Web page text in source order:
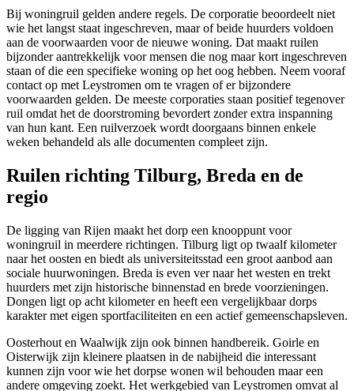
Bij woningruil gelden andere regels. De corporatie beoordeelt niet
wie het langst staat ingeschreven, maar of beide huurders voldoen
aan de voorwaarden voor de nieuwe woning. Dat maakt ruilen
bijzonder aantrekkelijk voor mensen die nog maar kort ingeschreven
staan of die een specifieke woning op het oog hebben. Neem vooraf
contact op met Leystromen om te vragen of er bijzondere
voorwaarden gelden. De meeste corporaties staan positief tegenover
ruil omdat het de doorstroming bevordert zonder extra inspanning
van hun kant. Een ruilverzoek wordt doorgaans binnen enkele
weken behandeld als alle documenten compleet zijn.
Ruilen richting Tilburg, Breda en de
regio
De ligging van Rijen maakt het dorp een knooppunt voor
woningruil in meerdere richtingen. Tilburg ligt op twaalf kilometer
naar het oosten en biedt als universiteitsstad een groot aanbod aan
sociale huurwoningen. Breda is even ver naar het westen en trekt
huurders met zijn historische binnenstad en brede voorzieningen.
Dongen ligt op acht kilometer en heeft een vergelijkbaar dorps
karakter met eigen sportfaciliteiten en een actief gemeenschapsleven.
Oosterhout en Waalwijk zijn ook binnen handbereik. Goirle en
Oisterwijk zijn kleinere plaatsen in de nabijheid die interessant
kunnen zijn voor wie het dorpse wonen wil behouden maar een
andere omgeving zoekt. Het werkgebied van Leystromen omvat al